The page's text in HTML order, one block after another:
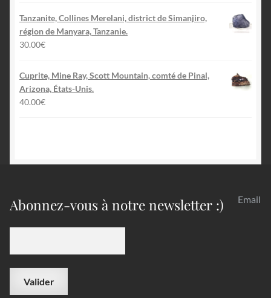
Tanzanite, Collines Merelani, district de Simanjiro,
région de Manyara, Tanzanie.
30.00€
Cuprite, Mine Ray, Scott Mountain, comté de Pinal,
Arizona, États-Unis.
40.00€
Abonnez-vous à notre newsletter :) Email